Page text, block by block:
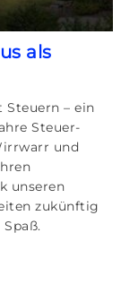
als
– ein
Steuer-
und
unseren
zukünftig